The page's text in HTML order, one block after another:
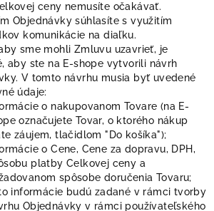
ceny nemusíte očakávať.
Objednávky súhlasíte s využitím
komunikácie na diaľku.
sme mohli Zmluvu uzavrieť, je
aby ste na E-shope vytvorili návrh
V tomto návrhu musia byť uvedené
údaje:
o nakupovanom Tovare (na E-
označujete Tovar, o ktorého nákup
záujem, tlačidlom "Do košíka");
o Cene, Cene za dopravu, DPH,
platby Celkovej ceny a
spôsobe doručenia Tovaru;
informácie budú zadané v rámci tvorby
Objednávky v rámci používateľského